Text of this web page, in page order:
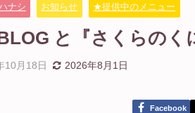
ナシ お知らせ ★提供中のメニュー
と『さくらのく
10月18日 2026年8月1日
Facebook